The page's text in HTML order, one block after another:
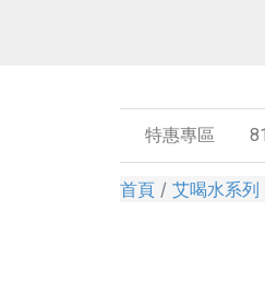
特惠專區
首頁 艾喝水系列